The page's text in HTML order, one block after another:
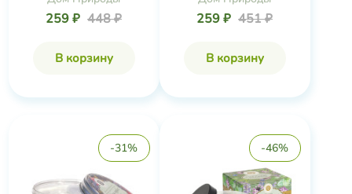
259 ₽ 448 ₽
В корзину
259 ₽ 451 ₽
В корзину
-31% -46%